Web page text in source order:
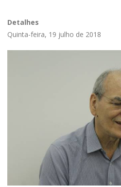
Detalhes
Quinta-feira, 19 julho de 2018